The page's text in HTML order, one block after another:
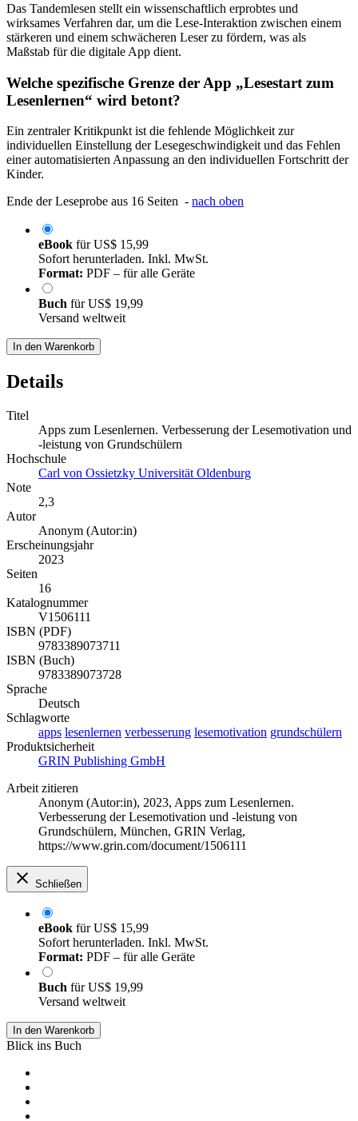
Das Tandemlesen stellt ein wissenschaftlich erprobtes und
wirksames Verfahren dar, um die Lese-Interaktion zwischen einem
stärkeren und einem schwächeren Leser zu fördern, was als
Maßstab für die digitale App dient.
Welche spezifische Grenze der App „Lesestart zum
Lesenlernen“ wird betont?
Ein zentraler Kritikpunkt ist die fehlende Möglichkeit zur
individuellen Einstellung der Lesegeschwindigkeit und das Fehlen
einer automatisierten Anpassung an den individuellen Fortschritt der
Kinder.
Ende der Leseprobe aus 16 Seiten - nach oben
eBook fürUS$ 15,99
Sofort herunterladen. Inkl. MwSt.
Format: PDF – für alle Geräte
Buch fürUS$ 19,99
Versand weltweit
In den Warenkorb
Details
Titel
Apps zum Lesenlernen. Verbesserung der Lesemotivation und
-leistung von Grundschülern
Hochschule
Carl von Ossietzky Universität Oldenburg
Note
2,3
Autor
Anonym (Autor:in)
Erscheinungsjahr
2023
Seiten
16
Katalognummer
V1506111
ISBN (PDF)
9783389073711
ISBN (Buch)
9783389073728
Sprache
Deutsch
Schlagworte
apps lesenlernen verbesserung lesemotivation grundschülern
Produktsicherheit
GRIN Publishing GmbH
Arbeit zitieren
Anonym (Autor:in), 2023, Apps zum Lesenlernen.
Verbesserung der Lesemotivation und -leistung von
Grundschülern, München, GRIN Verlag,
https://www.grin.com/document/1506111
Schließen
eBook fürUS$ 15,99
Sofort herunterladen. Inkl. MwSt.
Format: PDF – für alle Geräte
Buch fürUS$ 19,99
Versand weltweit
In den Warenkorb
Blick ins Buch